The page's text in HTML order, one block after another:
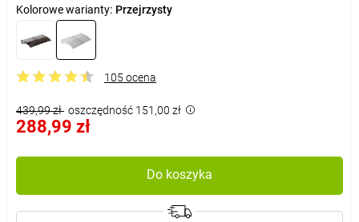
Kolorowe warianty: Przejrzysty
105 ocena
439,99 zł oszczędność 151,00 zł
288,99 zł
Do koszyka